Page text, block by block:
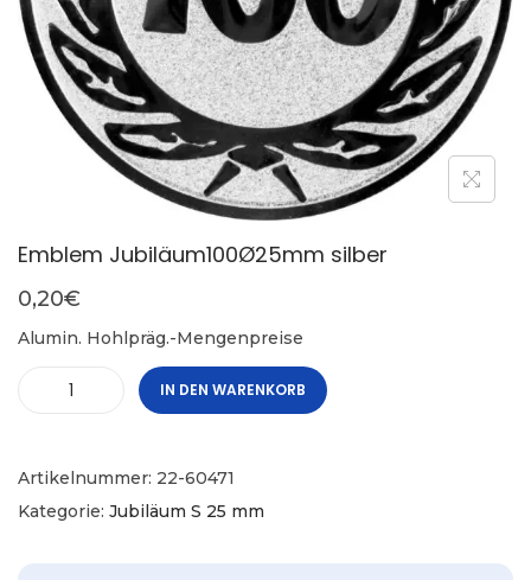
Emblem Jubiläum100Ø25mm silber
0,20€
Alumin. Hohlpräg.-Mengenpreise
IN DEN WARENKORB
Artikelnummer: 22-60471
Kategorie: Jubiläum S 25 mm